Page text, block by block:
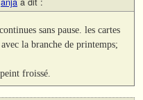
sans pause. les cartes
la branche de printemps;
froissé.